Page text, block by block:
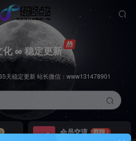
化 ∞ 稳定更新
天稳定更新 站长微信：www131478901
会员交流
群聊